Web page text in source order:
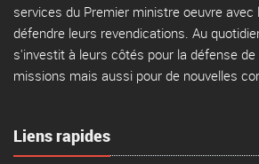
services du Premier ministre oeuvre
défendre leurs revendications. Au
s'investit à leurs côtés pour la défense
missions mais aussi pour de nouvelles
Liens rapides